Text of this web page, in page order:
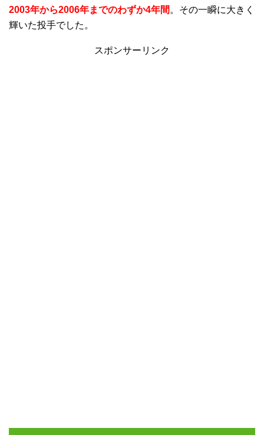
2003年から2006年までのわずか4年間 。その一瞬に大きく
輝いた投手でした。
スポンサーリンク